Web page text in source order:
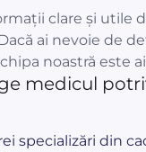
clare și utile
ai nevoie de
noastră este
medicul
specializări din